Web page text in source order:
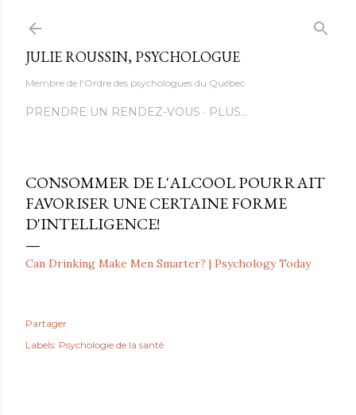
JULIE ROUSSIN, PSYCHOLOGUE
Membre de l'Ordre des psychologues du Québec
PRENDRE UN RENDEZ-VOUS PLUS…
CONSOMMER DE L'ALCOOL POURRAIT
FAVORISER UNE CERTAINE FORME
D'INTELLIGENCE!
Can Drinking Make Men Smarter? | Psychology Today
Partager
Labels: Psychologie de la santé